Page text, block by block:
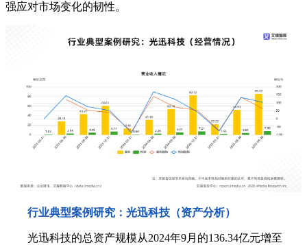
强应对市场变化的韧性。
行业典型案例研究：光迅科技（资产分析）
光迅科技的总资产规模从2024年9月的136.34亿元增至